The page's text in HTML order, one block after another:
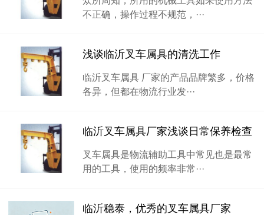
不正确，操作过程不规范，···
浅谈临沂叉车属具的清洗工作
临沂叉车属具 厂家的产品品牌繁多，价格
各异，但都在物流行业发···
临沂叉车属具厂家浅谈日常保养检查
叉车属具是物流辅助工具中常见也是最常
用的工具，使用的频率非常···
临沂稳泰，优秀的叉车属具厂家